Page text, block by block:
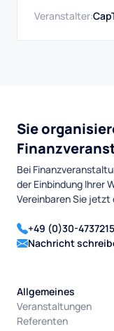
Software,
Veranstalter:
Sie
Bei
der Einbindung Ihrer
Vereinbaren Sie
+49 (0)30-
Nachricht
Allgemeines
Veranstaltungen
Referenten